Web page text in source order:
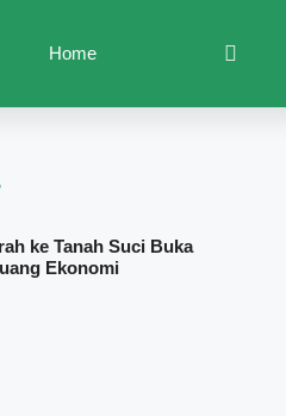
Home
ke Tanah Suci Buka
Ekonomi